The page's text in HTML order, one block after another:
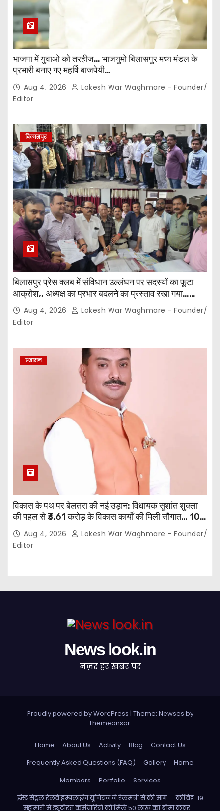
भाजपा में युवाओ को तरहीज… भाजयुमो बिलासपुर मध्य मंडल के
प्रभारी बनाए गए महर्षि बाजपेयी…
Aug 4, 2026
Lokesh War Waghmare - Founder/
Editor
बिलासपुर
बिलासपुर प्रेस क्लब में संविधान उल्लंघन पर सदस्यों का फूटा
आक्रोश,, अध्यक्ष का प्रभार बदलने का प्रस्ताव रखा गया…
करीब 150 सदस्यों की बैठक में कई अहम प्रस्ताव सर्वसम्मति से
पारित,, पत्रकारों ने कलेक्टर व सहायक पंजीयक को सौंपा
ज्ञापन…
Aug 4, 2026
Lokesh War Waghmare - Founder/
Editor
प्रशासन
विकास के पथ पर बेलतरा की नई उड़ान: विधायक सुशांत शुक्ला
की पहल से ₹3.61 करोड़ के विकास कार्यों की मिली सौगात… 10
गांवों में बनेंगे सामुदायिक भवन,, 11 स्थानों पर सीसी रोड निर्माण को
मिली प्रशासनिक स्वीकृति…
Aug 4, 2026
Lokesh War Waghmare - Founder/
Editor
News look.in
नज़र हर खबर पर
Proudly powered by WordPress | Theme: Newses by
Themeansar.
Home About Us Activity Blog
Contact Us
Frequently Asked Questions (FAQ)
Gallery
Home
Members
Portfolio
Services
ईस्ट सेंट्रल रेलवे इम्पलाईज यूनियन ने रेलमंत्री से की मांग …. कोविड-19
महामारी में ड्यूटीरत कर्मचारियों को मिले 50 लाख का बीमा कवर ….